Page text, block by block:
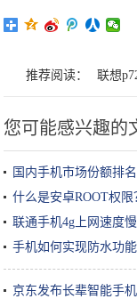
推荐阅读： 联想
您可能感兴趣的
国内手机市场份额排
什么是安卓ROOT权
联通手机4g上网速度
手机如何实现防水功能
京东发布长辈智能手